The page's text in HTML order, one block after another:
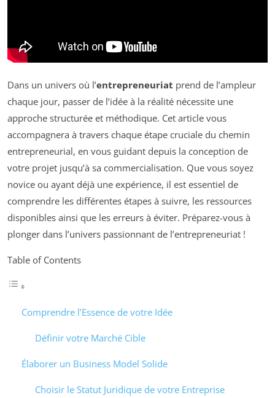
Dans un univers où l’entrepreneuriat prend de l’ampleur
chaque jour, passer de l’idée à la réalité nécessite une
approche structurée et méthodique. Cet article vous
accompagnera à travers chaque étape cruciale du chemin
entrepreneurial, en vous guidant depuis la conception de
votre projet jusqu’à sa commercialisation. Que vous soyez
novice ou ayant déjà une expérience, il est essentiel de
comprendre les différentes étapes à suivre, les ressources
disponibles ainsi que les erreurs à éviter. Préparez-vous à
plonger dans l’univers passionnant de l’entrepreneuriat !
Table of Contents
Comprendre l’Essence de votre Idée
Définir votre Marché Cible
Élaborer un Business Model Solide
Choisir le Statut Juridique de votre Entreprise